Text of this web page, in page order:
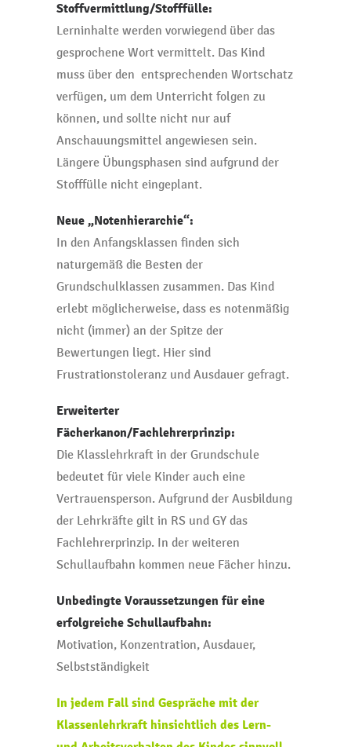
Stoffvermittlung/Stofffülle:
Lerninhalte werden vorwiegend über das
gesprochene Wort vermittelt. Das Kind
muss über den entsprechenden Wortschatz
verfügen, um dem Unterricht folgen zu
können, und sollte nicht nur auf
Anschauungsmittel angewiesen sein.
Längere Übungsphasen sind aufgrund der
Stofffülle nicht eingeplant.
Neue „Notenhierarchie“:
In den Anfangsklassen finden sich
naturgemäß die Besten der
Grundschulklassen zusammen. Das Kind
erlebt möglicherweise, dass es notenmäßig
nicht (immer) an der Spitze der
Bewertungen liegt. Hier sind
Frustrationstoleranz und Ausdauer gefragt.
Erweiterter
Fächerkanon/Fachlehrerprinzip:
Die Klasslehrkraft in der Grundschule
bedeutet für viele Kinder auch eine
Vertrauensperson. Aufgrund der Ausbildung
der Lehrkräfte gilt in RS und GY das
Fachlehrerprinzip. In der weiteren
Schullaufbahn kommen neue Fächer hinzu.
Unbedingte Voraussetzungen für eine
erfolgreiche Schullaufbahn:
Motivation, Konzentration, Ausdauer,
Selbstständigkeit
In jedem Fall sind Gespräche mit der
Klassenlehrkraft hinsichtlich des Lern-